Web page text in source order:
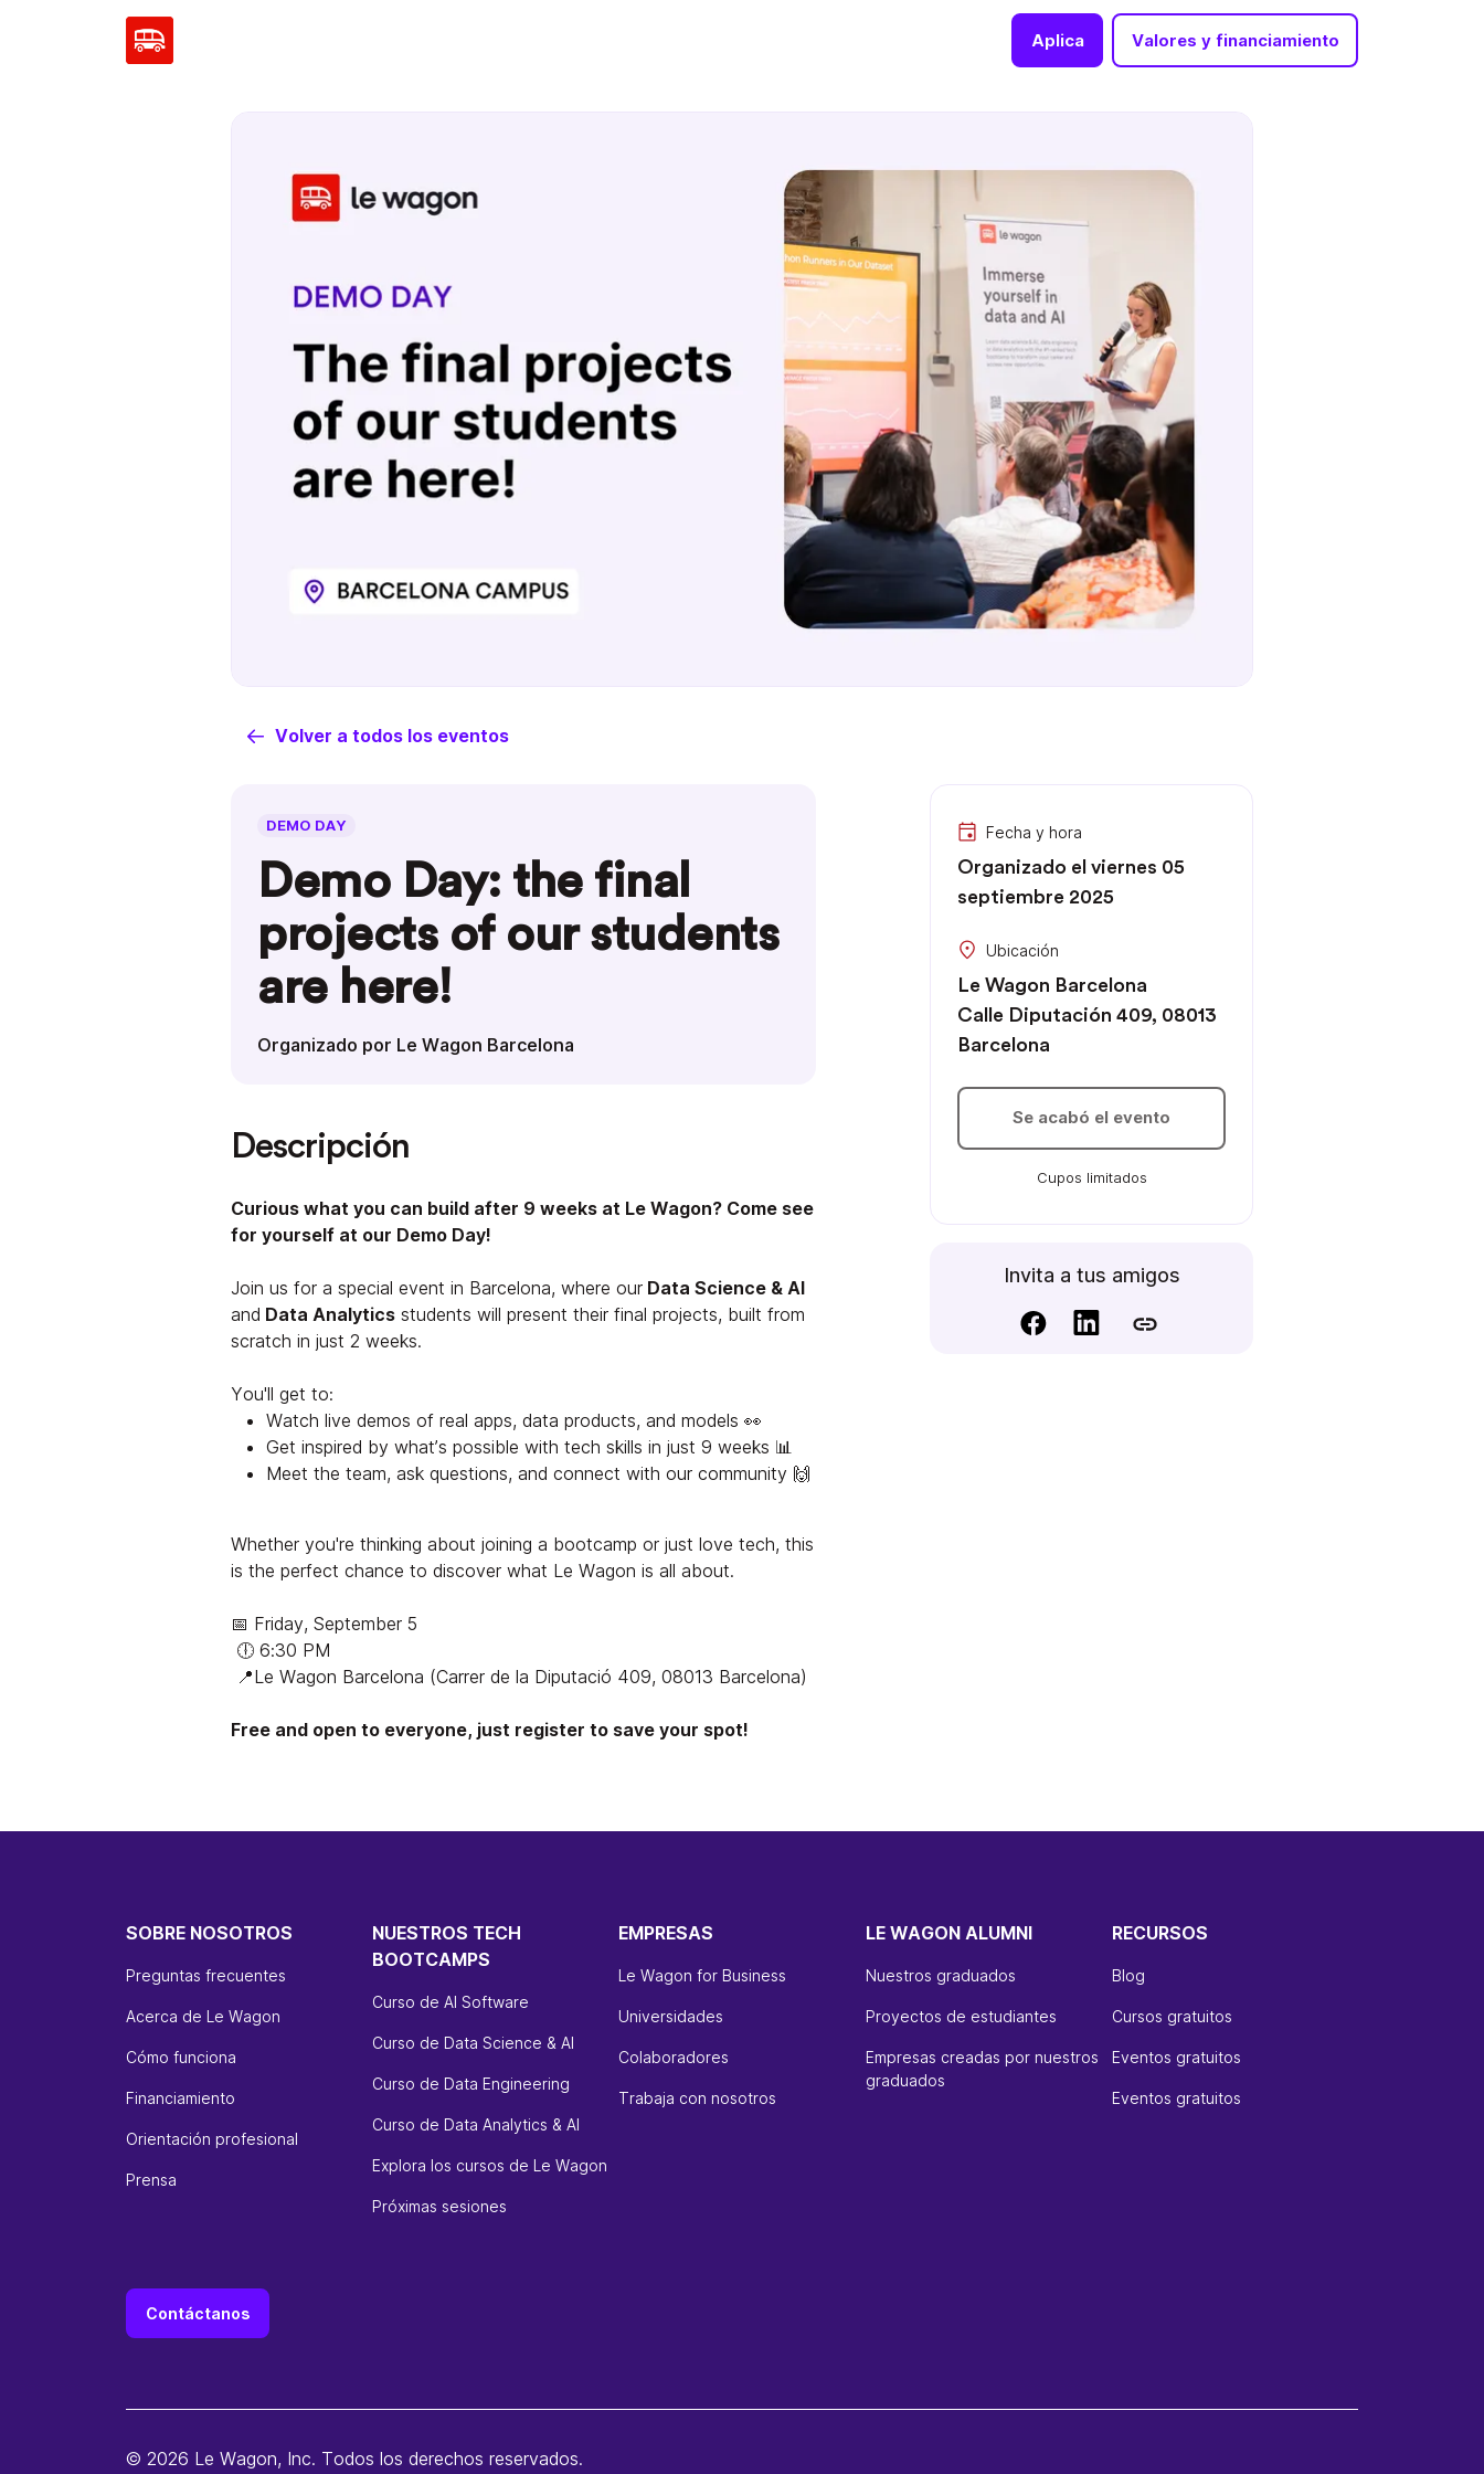
Aplica Valores y financiamiento
Volver a todos los eventos
DEMO DAY
Demo Day: the final
projects of our students
are here!
Organizado por Le Wagon Barcelona
Descripción
Curious what you can build after 9 weeks at Le Wagon? Come see
for yourself at our Demo Day!
Join us for a special event in Barcelona, where our Data Science & AI
and Data Analytics students will present their final projects, built from
scratch in just 2 weeks.
You'll get to:
Watch live demos of real apps, data products, and models 👀
Get inspired by what’s possible with tech skills in just 9 weeks 📊
Meet the team, ask questions, and connect with our community 🙌
Whether you're thinking about joining a bootcamp or just love tech, this
is the perfect chance to discover what Le Wagon is all about.
📅 Friday, September 5
🕕 6:30 PM
📍Le Wagon Barcelona (Carrer de la Diputació 409, 08013 Barcelona)
Free and open to everyone, just register to save your spot!
Fecha y hora
Organizado el viernes 05
septiembre 2025
Ubicación
Le Wagon Barcelona
Calle Diputación 409, 08013
Barcelona
Se acabó el evento
Cupos limitados
Invita a tus amigos
SOBRE NOSOTROS
Preguntas frecuentes
Acerca de Le Wagon
Cómo funciona
Financiamiento
Orientación profesional
Prensa
NUESTROS TECH
BOOTCAMPS
Curso de AI Software
Curso de Data Science & AI
Curso de Data Engineering
Curso de Data Analytics & AI
Explora los cursos de Le Wagon
Próximas sesiones
EMPRESAS
Le Wagon for Business
Universidades
Colaboradores
Trabaja con nosotros
LE WAGON ALUMNI
Nuestros graduados
Proyectos de estudiantes
Empresas creadas por nuestros
graduados
RECURSOS
Blog
Cursos gratuitos
Eventos gratuitos
Eventos gratuitos
Contáctanos
© 2026 Le Wagon, Inc. Todos los derechos reservados.